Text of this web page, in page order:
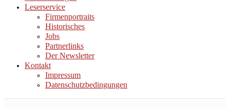
Leserservice
Firmenportraits
Historisches
Jobs
Partnerlinks
Der Newsletter
Kontakt
Impressum
Datenschutzbedingungen